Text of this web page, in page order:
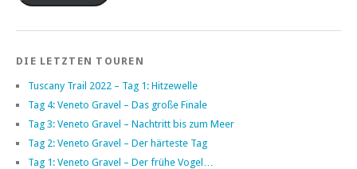
DIE LETZTEN TOUREN
Tuscany Trail 2022 – Tag 1: Hitzewelle
Tag 4: Veneto Gravel – Das große Finale
Tag 3: Veneto Gravel – Nachtritt bis zum Meer
Tag 2: Veneto Gravel – Der härteste Tag
Tag 1: Veneto Gravel – Der frühe Vogel…